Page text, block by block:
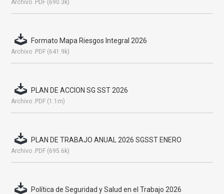
Archivo .PDF (690.3k)
Formato Mapa Riesgos Integral 2026
Archivo .PDF (641.9k)
PLAN DE ACCION SG SST 2026
Archivo .PDF (1.1m)
PLAN DE TRABAJO ANUAL 2026 SGSST ENERO
Archivo .PDF (695.6k)
Política de Seguridad y Salud en el Trabajo 2026